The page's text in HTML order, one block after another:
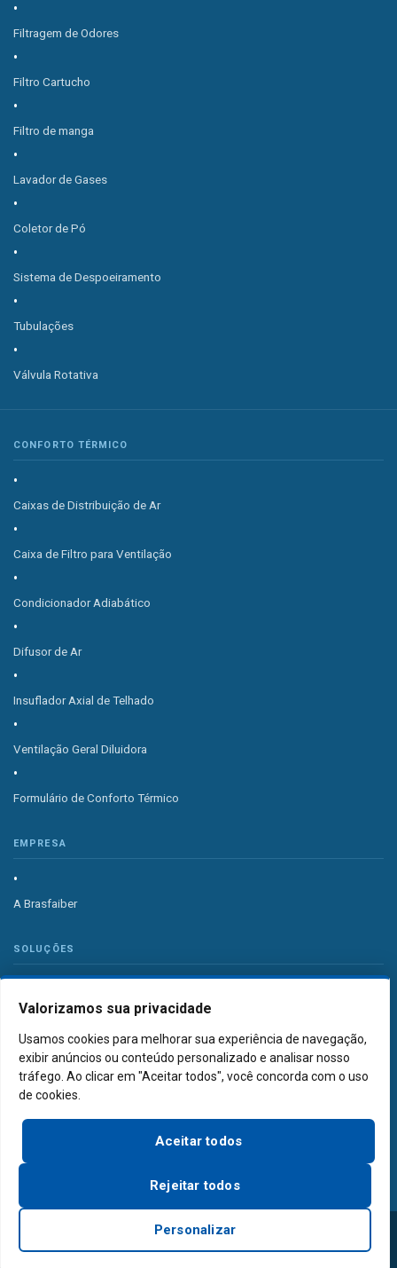
Valorizamos sua privacidade
Usamos cookies para melhorar sua experiência de navegação,
exibir anúncios ou conteúdo personalizado e analisar nosso
tráfego. Ao clicar em "Aceitar todos", você concorda com o uso
de cookies.
Personalizar
Rejeitar todos
Aceitar todos
Filtragem de Odores
Filtro Cartucho
Filtro de manga
Lavador de Gases
Coletor de Pó
Sistema de Despoeiramento
Tubulações
Válvula Rotativa
CONFORTO TÉRMICO
Caixas de Distribuição de Ar
Caixa de Filtro para Ventilação
Condicionador Adiabático
Difusor de Ar
Insuflador Axial de Telhado
Ventilação Geral Diluidora
Formulário de Conforto Térmico
EMPRESA
A Brasfaiber
SOLUÇÕES
Sistema de Ventilação Industrial
Sistema de Exaustão Industrial
PORTFÓLIO
Projetos
Tecnologia em Ventilação Industrial Ltda - CNPJ 55.006.027/0001-83